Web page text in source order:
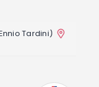
Tardini)